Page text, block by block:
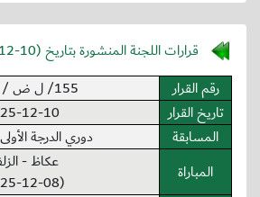
قرارات اللجنة المنشورة بتاريخ (10
رقم القرار
155/ ل ض / 2025
تاريخ القرار
12-10
المسابقة
دوري الدرجة
المباراة
عكاظ -
(2025-12-08)